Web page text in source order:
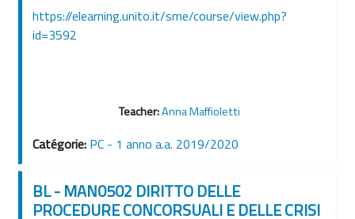
https://elearning.unito.it/sme/course/view.php?
id=3592
Teacher:Anna Maffioletti
Catégorie: PC - 1 anno a.a. 2019/2020
BL - MAN0502 DIRITTO DELLE
PROCEDURE CONCORSUALI E DELLE CRISI